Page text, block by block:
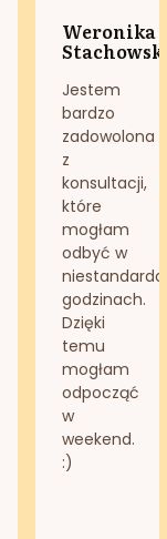
Weronika
Stachowska
Jestem
bardzo
zadowolona
z
konsultacji,
które
mogłam
odbyć w
godzinach.
Dzięki
temu
mogłam
odpocząć
w
weekend.
:)